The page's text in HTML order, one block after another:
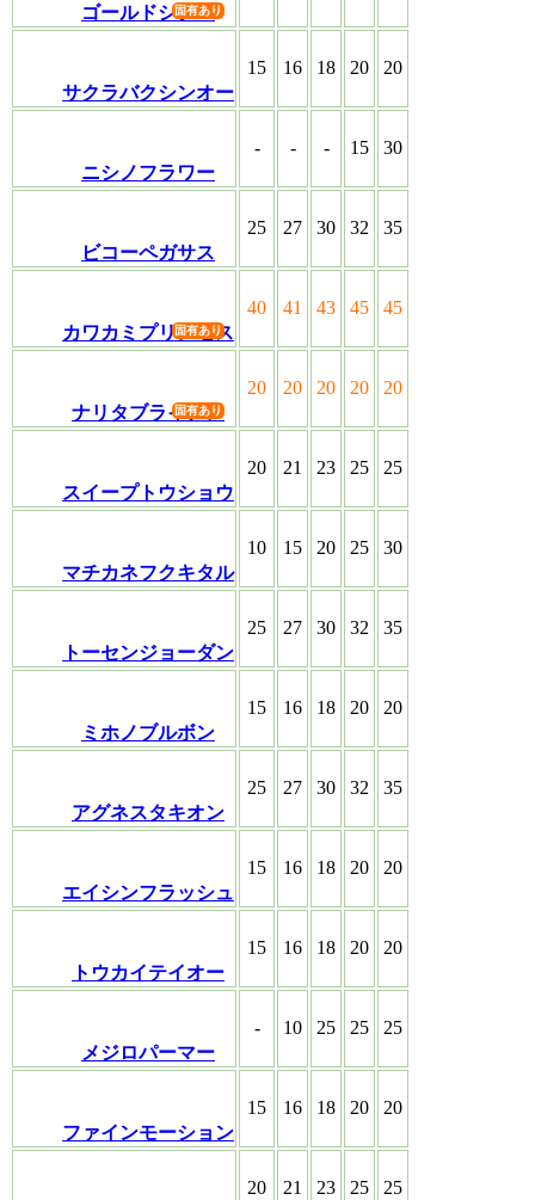
ゴールドシチー
サクラバクシンオー
15 16 18 20 20
ニシノフラワー
- - - 15 30
ビコーペガサス
25 27 30 32 35
カワカミプリンセス
40 41 43 45 45
ナリタブライアン
20 20 20 20 20
スイープトウショウ
20 21 23 25 25
マチカネフクキタル
10 15 20 25 30
トーセンジョーダン
25 27 30 32 35
ミホノブルボン
15 16 18 20 20
アグネスタキオン
25 27 30 32 35
エイシンフラッシュ
15 16 18 20 20
トウカイテイオー
15 16 18 20 20
メジロパーマー
- 10 25 25 25
ファインモーション
15 16 18 20 20
20 21 23 25 25